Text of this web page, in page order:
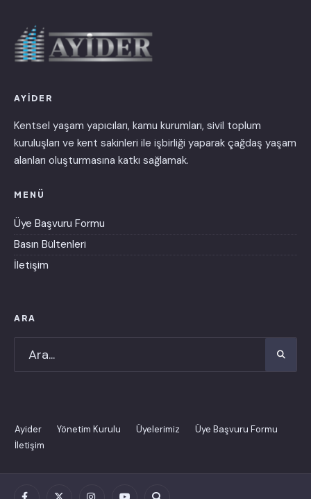
AYİDER
Kentsel yaşam yapıcıları, kamu kurumları, sivil toplum
kuruluşları ve kent sakinleri ile işbirliği yaparak çağdaş yaşam
alanları oluşturmasına katkı sağlamak.
MENÜ
Üye Başvuru Formu
Basın Bültenleri
İletişim
ARA
Ayider Yönetim Kurulu Üyelerimiz
Üye Başvuru Formu
İletişim